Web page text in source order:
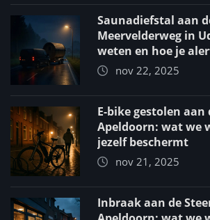
Saunadiefstal aan
Meervelderweg in
weten en hoe je
nov 22, 2025
E-bike gestolen
Apeldoorn: wat we
jezelf beschermt
nov 21, 2025
Inbraak aan de